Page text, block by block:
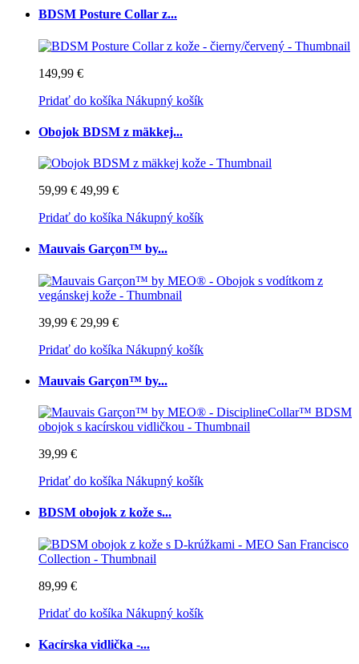
BDSM Posture Collar z...
149,99 €
Pridať do košíka Nákupný košík
Obojok BDSM z mäkkej...
59,99 € 49,99 €
Pridať do košíka Nákupný košík
Mauvais Garçon™ by...
39,99 € 29,99 €
Pridať do košíka Nákupný košík
Mauvais Garçon™ by...
39,99 €
Pridať do košíka Nákupný košík
BDSM obojok z kože s...
89,99 €
Pridať do košíka Nákupný košík
Kacírska vidlička -...